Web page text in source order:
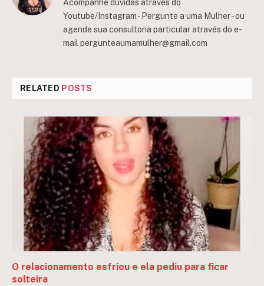
Acompanhe dúvidas através do
Youtube/Instagram - Pergunte a uma Mulher - ou
agende sua consultoria particular através do e-
mail pergunteaumamulher@gmail.com
RELATED POSTS
O relacionamento esfriou e ela pediu para ficar
solteira